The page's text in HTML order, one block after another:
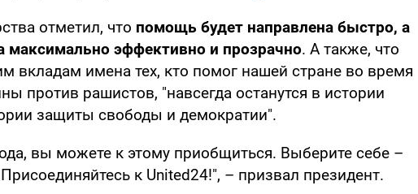
отметил, что помощь будет направлена быстро, а
максимально эффективно и прозрачно. А также, что
вкладам имена тех, кто помог нашей стране во время
против рашистов, "навсегда останутся в истории
защиты свободы и демократии".
вы можете к этому приобщиться. Выберите себе –
к United24!", – призвал президент.